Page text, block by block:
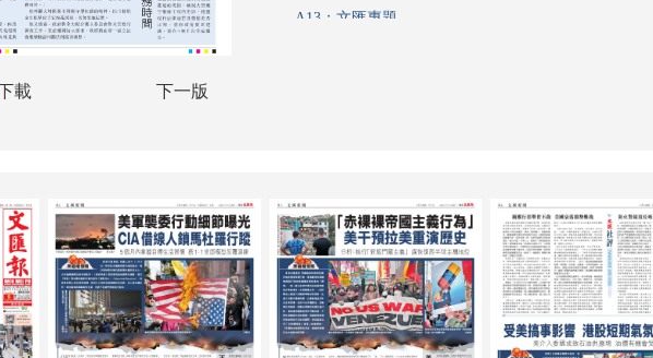
載 下一版
A13：文匯專題
A18：采風
A19：藝博
A20：娛樂